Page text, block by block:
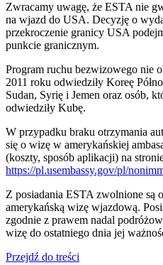
Zwracamy uwagę, że ESTA nie
na wjazd do USA. Decyzję o
przekroczenie granicy USA
punkcie granicznym.
Program ruchu bezwizowego nie
2011 roku odwiedziły Koreę
Sudan, Syrię i Jemen oraz osób,
odwiedziły Kubę.
W przypadku braku otrzymania
się o wizę w amerykańskiej
(koszty, sposób aplikacji) na
https://pl.usembassy.gov/pl/
Z posiadania ESTA zwolnione są
amerykańską wizę wjazdową.
zgodnie z prawem nadal
wizę do ostatniego dnia jej
Przejdź do treści